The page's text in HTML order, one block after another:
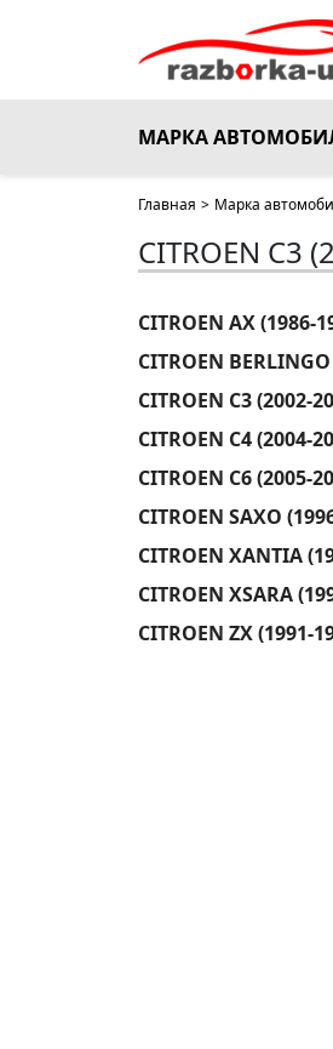
МАРКА
Главная > Марка
CITROEN C3
CITROEN AX (1986-
CITROEN
CITROEN C3 (2002-
CITROEN C4 (2004-
CITROEN C6 (2005-
CITROEN SAXO
CITROEN XANTIA
CITROEN XSARA
CITROEN ZX (1991-